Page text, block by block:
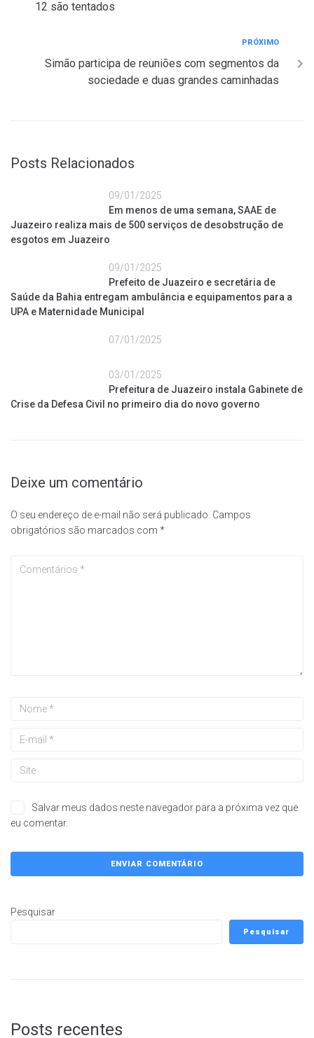
12 são tentados
PRÓXIMO
Simão participa de reuniões com segmentos da
sociedade e duas grandes caminhadas
Posts Relacionados
09/01/2025
Em menos de uma semana, SAAE de
Juazeiro realiza mais de 500 serviços de desobstrução de
esgotos em Juazeiro
09/01/2025
Prefeito de Juazeiro e secretária de
Saúde da Bahia entregam ambulância e equipamentos para a
UPA e Maternidade Municipal
07/01/2025
03/01/2025
Prefeitura de Juazeiro instala Gabinete de
Crise da Defesa Civil no primeiro dia do novo governo
Deixe um comentário
O seu endereço de e-mail não será publicado. Campos
obrigatórios são marcados com *
Salvar meus dados neste navegador para a próxima vez que
eu comentar.
Pesquisar
Pesquisar
Posts recentes